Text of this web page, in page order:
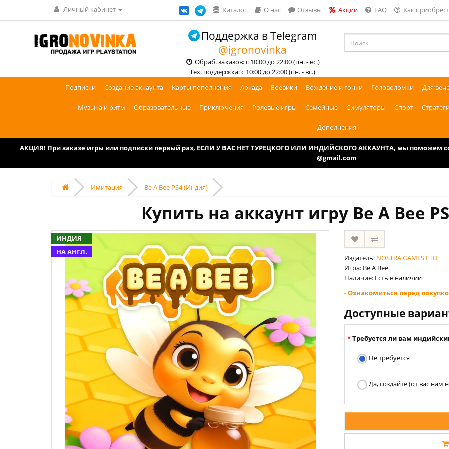
Личный кабинет Каталог О нас Отзывы Акции FAQ Как
Поддержка в Telegram
@igronovinka
Обраб. заказов: с 10:00 до 22:00 (пн. - вс.)
Тех. поддержка: с 10:00 до 22:00 (пн. - вс.)
Подписки
Создание аккаунта Карты пополнения Аркада Боевики Вождение и гонки Головоломки Для
Музыка и ритм Образовательные Приключения Ролевые игры Семейные Симуляторы Спорт
Дополнения
АКЦИЯ! При заказе игры или подписки первый раз, ЕСЛИ У ВАС НЕТ ТУРЕЦКОГО ИЛИ ИНДИЙСКОГО АККАУНТА, мы поможем
@gmail.com
Имитация Be A Bee PS4 (Индия)
Купить на аккаунт игру Be A Bee
ИНДИЯ
НА АНГЛ.
Издатель: NOSTRA GAMES LTD
Игра: Be A Bee
Наличие: Есть в наличии
- Ознакомиться перед
Доступные
Требуется ли вам
Не требуется
Да, создайте (от вас нам